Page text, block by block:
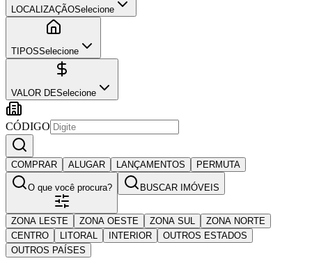
LOCALIZAÇÃOSelecione
TIPOSSelecione
VALOR DESelecione
CÓDIGO
COMPRAR ALUGAR LANÇAMENTOS PERMUTA
O que você procura? BUSCAR IMÓVEIS
ZONA LESTE ZONA OESTE ZONA SUL
ZONA NORTE
CENTRO
LITORAL INTERIOR
OUTROS ESTADOS
OUTROS PAÍSES